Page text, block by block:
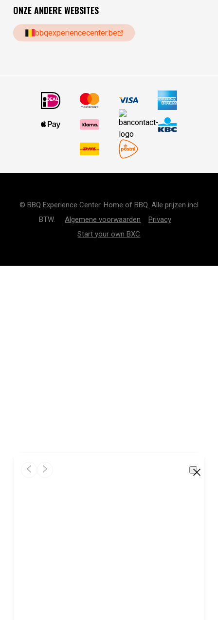
ONZE ANDERE WEBSITES
bbqexperiencecenter.be
© BBQ Experience Center. Home of BBQ. Alle prijzen incl
BTW. Algemene voorwaarden
Privacy
Start your own BXC